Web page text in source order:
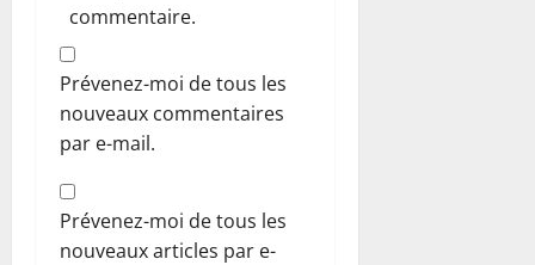
commentaire.
Prévenez-moi de tous les
nouveaux commentaires
par e-mail.
Prévenez-moi de tous les
nouveaux articles par e-